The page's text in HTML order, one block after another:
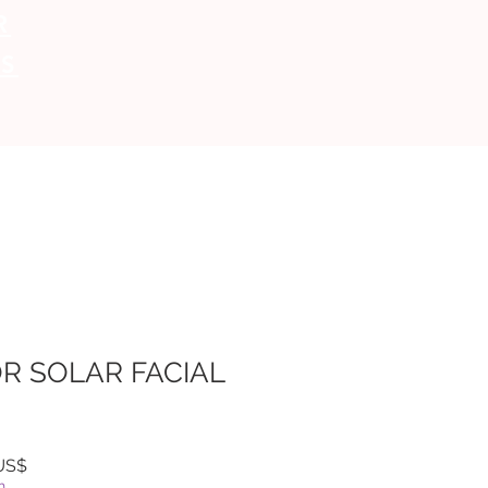
SOLAR FACIAL
Precio